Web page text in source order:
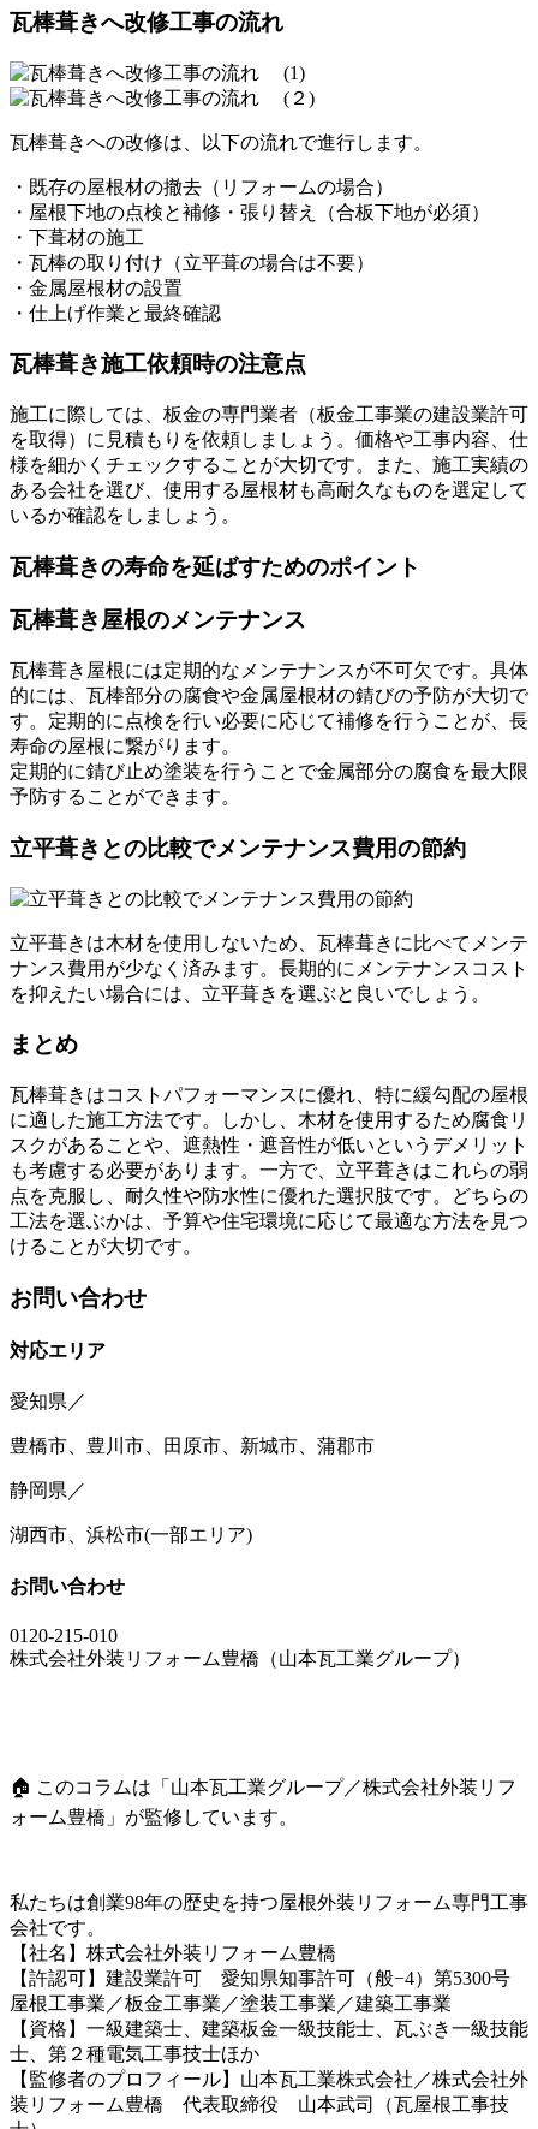
瓦棒葺きへ改修工事の流れ
瓦棒葺きへの改修は、以下の流れで進行します。
・既存の屋根材の撤去（リフォームの場合）
・屋根下地の点検と補修・張り替え（合板下地が必須）
・下葺材の施工
・瓦棒の取り付け（立平葺の場合は不要）
・金属屋根材の設置
・仕上げ作業と最終確認
瓦棒葺き施工依頼時の注意点
施工に際しては、板金の専門業者（板金工事業の建設業許可
を取得）に見積もりを依頼しましょう。価格や工事内容、仕
様を細かくチェックすることが大切です。また、施工実績の
ある会社を選び、使用する屋根材も高耐久なものを選定して
いるか確認をしましょう。
瓦棒葺きの寿命を延ばすためのポイント
瓦棒葺き屋根のメンテナンス
瓦棒葺き屋根には定期的なメンテナンスが不可欠です。具体
的には、瓦棒部分の腐食や金属屋根材の錆びの予防が大切で
す。定期的に点検を行い必要に応じて補修を行うことが、長
寿命の屋根に繋がります。
定期的に錆び止め塗装を行うことで金属部分の腐食を最大限
予防することができます。
立平葺きとの比較でメンテナンス費用の節約
立平葺きは木材を使用しないため、瓦棒葺きに比べてメンテ
ナンス費用が少なく済みます。長期的にメンテナンスコスト
を抑えたい場合には、立平葺きを選ぶと良いでしょう。
まとめ
瓦棒葺きはコストパフォーマンスに優れ、特に緩勾配の屋根
に適した施工方法です。しかし、木材を使用するため腐食リ
スクがあることや、遮熱性・遮音性が低いというデメリット
も考慮する必要があります。一方で、立平葺きはこれらの弱
点を克服し、耐久性や防水性に優れた選択肢です。どちらの
工法を選ぶかは、予算や住宅環境に応じて最適な方法を見つ
けることが大切です。
お問い合わせ
対応エリア
愛知県／
豊橋市、豊川市、田原市、新城市、蒲郡市
静岡県／
湖西市、浜松市(一部エリア)
お問い合わせ
0120-215-010
株式会社外装リフォーム豊橋（山本瓦工業グループ）
🏠 このコラムは「山本瓦工業グループ／株式会社外装リフ
ォーム豊橋」が監修しています。
私たちは創業98年の歴史を持つ屋根外装リフォーム専門工事
会社です。
【社名】株式会社外装リフォーム豊橋
【許認可】建設業許可 愛知県知事許可（般−4）第5300号
屋根工事業／板金工事業／塗装工事業／建築工事業
【資格】一級建築士、建築板金一級技能士、瓦ぶき一級技能
士、第２種電気工事技士ほか
【監修者のプロフィール】山本瓦工業株式会社／株式会社外
装リフォーム豊橋 代表取締役 山本武司（瓦屋根工事技